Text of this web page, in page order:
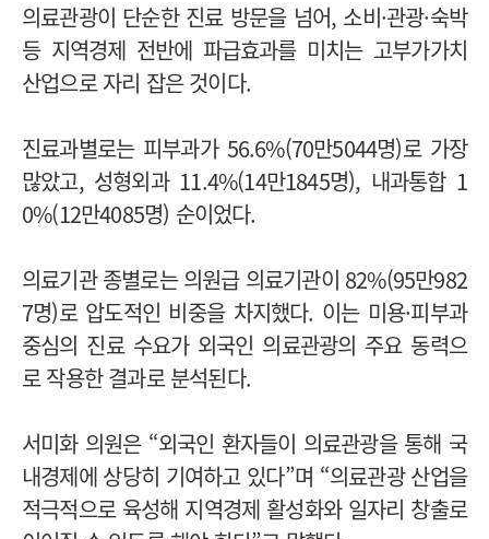
의료관광이 단순한 진료 방문을 넘어, 소비·관광·숙박
등 지역경제 전반에 파급효과를 미치는 고부가가치
산업으로 자리 잡은 것이다.
진료과별로는 피부과가 56.6%(70만5044명)로 가장
많았고, 성형외과 11.4%(14만1845명), 내과통합 1
0%(12만4085명) 순이었다.
의료기관 종별로는 의원급 의료기관이 82%(95만982
7명)로 압도적인 비중을 차지했다. 이는 미용·피부과
중심의 진료 수요가 외국인 의료관광의 주요 동력으
로 작용한 결과로 분석된다.
서미화 의원은 “외국인 환자들이 의료관광을 통해 국
내경제에 상당히 기여하고 있다”며 “의료관광 산업을
적극적으로 육성해 지역경제 활성화와 일자리 창출로